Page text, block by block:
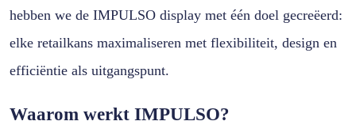
hebben we de IMPULSO display met één doel gecreëerd:
elke retailkans maximaliseren met flexibiliteit, design en
efficiëntie als uitgangspunt.
Waarom werkt IMPULSO?